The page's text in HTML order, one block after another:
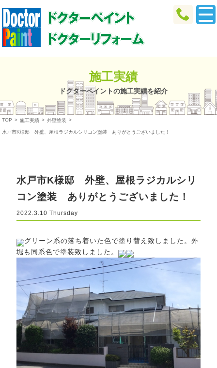
施工実績
ドクターペイントの施工実績を紹介
TOP > 施工実績 > 外壁塗装 >
水戸市K様邸 外壁、屋根ラジカルシリコン塗装 ありがとうございました！
水戸市K様邸 外壁、屋根ラジカルシリ
コン塗装 ありがとうございました！
2022.3.10 Thursday
グリーン系の落ち着いた色で塗り替え致しました。外
堀も同系色で塗装致しました。